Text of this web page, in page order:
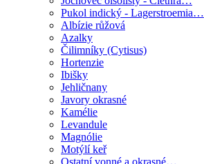
Pukol indický - Lagerstroemia…
Albízie růžová
Azalky
Čilimníky (Cytisus)
Hortenzie
Ibišky
Jehličnany
Javory okrasné
Kamélie
Levandule
Magnólie
Motýlí keř
Ostatní vonné a okrasné…